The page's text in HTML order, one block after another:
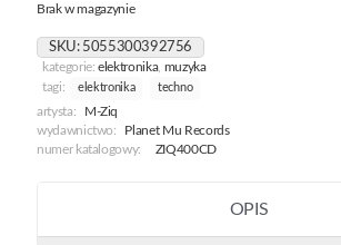
Brak w magazynie
SKU: 5055300392756
kategorie:elektronika, muzyka
tagi:
elektronika techno
artysta:
M-Ziq
wydawnictwo:
Planet Mu Records
numer katalogowy:
ZIQ400CD
OPIS